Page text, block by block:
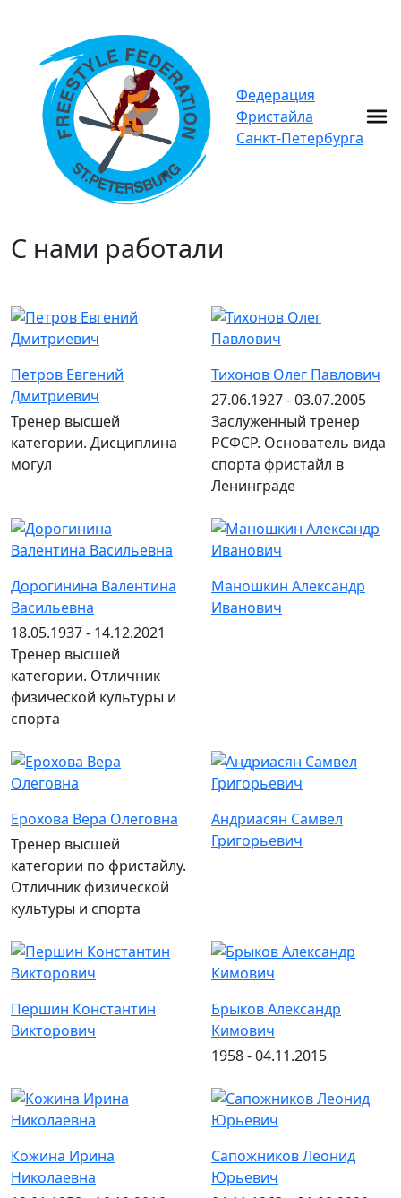
Федерация
Фристайла
Санкт-Петербурга
С нами работали
Петров Евгений
Дмитриевич
Тренер высшей
категории. Дисциплина
могул
Тихонов Олег Павлович
27.06.1927 - 03.07.2005
Заслуженный тренер
РСФСР. Основатель вида
спорта фристайл в
Ленинграде
Дорогинина Валентина
Васильевна
18.05.1937 - 14.12.2021
Тренер высшей
категории. Отличник
физической культуры и
спорта
Маношкин Александр
Иванович
Ерохова Вера Олеговна
Тренер высшей
категории по фристайлу.
Отличник физической
культуры и спорта
Андриасян Самвел
Григорьевич
Першин Константин
Викторович
Брыков Александр
Кимович
1958 - 04.11.2015
Кожина Ирина
Николаевна
Сапожников Леонид
Юрьевич